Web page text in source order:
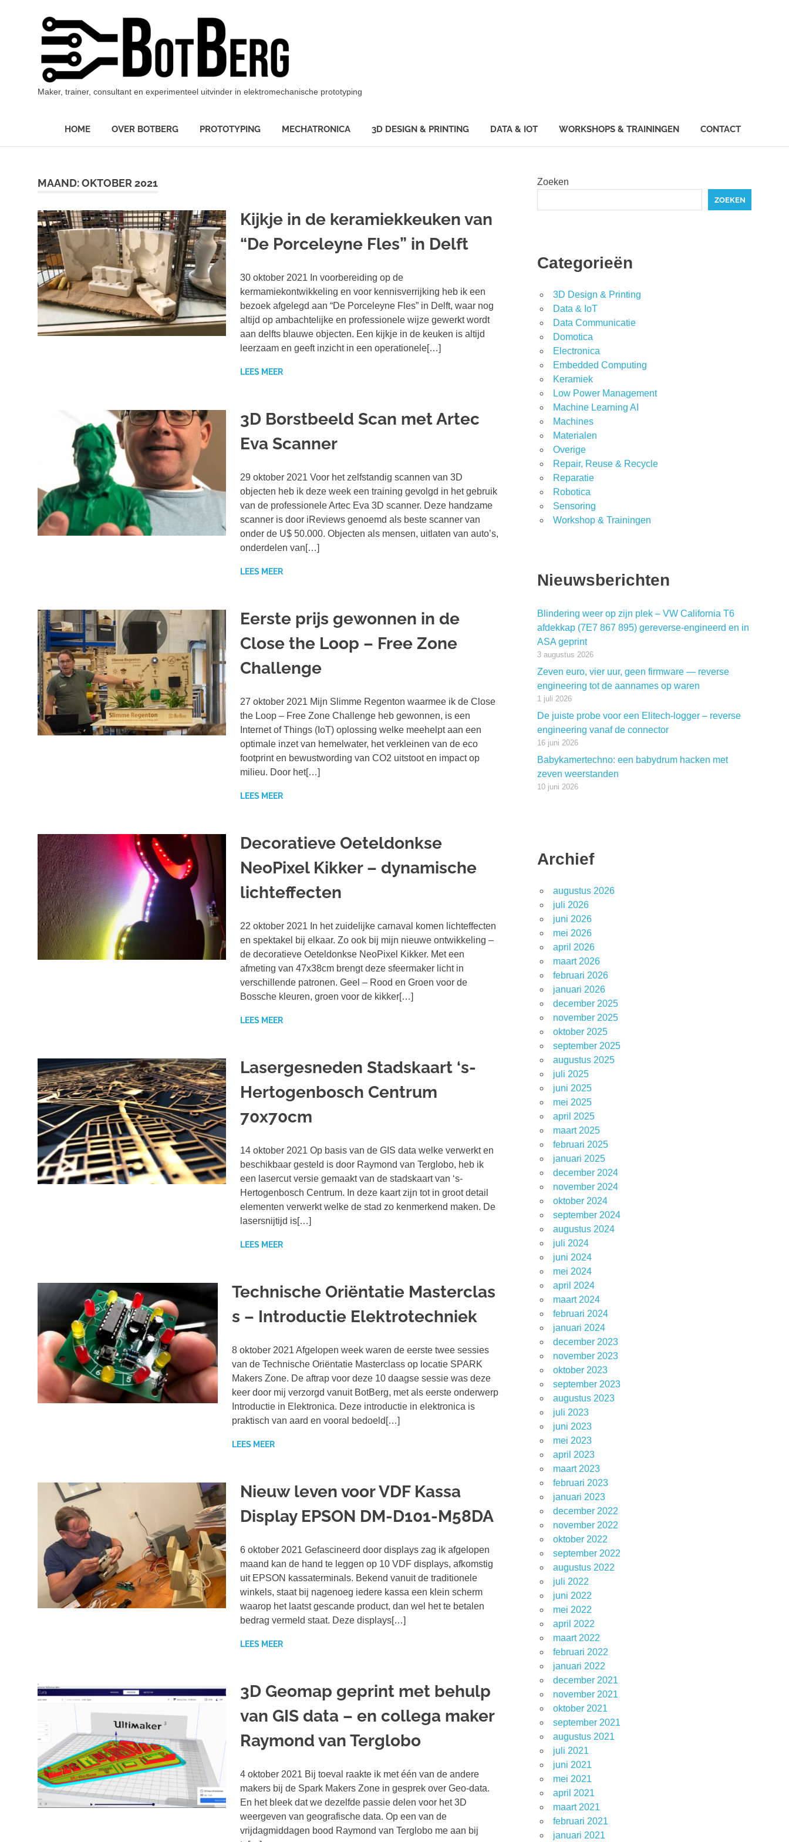
Maker, trainer, consultant en experimenteel uitvinder in elektromechanische prototyping
HOME OVER BOTBERG PROTOTYPING MECHATRONICA 3D DESIGN & PRINTING DATA & IOT WORKSHOPS & TRAININGEN CONTACT
MAAND:OKTOBER 2021
Kijkje in de keramiekkeuken van
“De Porceleyne Fles” in Delft
30 oktober 2021 In voorbereiding op de
kermamiekontwikkeling en voor kennisverrijking heb ik een
bezoek afgelegd aan “De Porceleyne Fles” in Delft, waar nog
altijd op ambachtelijke en professionele wijze gewerkt wordt
aan delfts blauwe objecten. Een kijkje in de keuken is altijd
leerzaam en geeft inzicht in een operationele[…]
LEES MEER
3D Borstbeeld Scan met Artec
Eva Scanner
29 oktober 2021 Voor het zelfstandig scannen van 3D
objecten heb ik deze week een training gevolgd in het gebruik
van de professionele Artec Eva 3D scanner. Deze handzame
scanner is door iReviews genoemd als beste scanner van
onder de U$ 50.000. Objecten als mensen, uitlaten van auto’s,
onderdelen van[…]
LEES MEER
Eerste prijs gewonnen in de
Close the Loop – Free Zone
Challenge
27 oktober 2021 Mijn Slimme Regenton waarmee ik de Close
the Loop – Free Zone Challenge heb gewonnen, is een
Internet of Things (IoT) oplossing welke meehelpt aan een
optimale inzet van hemelwater, het verkleinen van de eco
footprint en bewustwording van CO2 uitstoot en impact op
milieu. Door het[…]
LEES MEER
Decoratieve Oeteldonkse
NeoPixel Kikker – dynamische
lichteffecten
22 oktober 2021 In het zuidelijke carnaval komen lichteffecten
en spektakel bij elkaar. Zo ook bij mijn nieuwe ontwikkeling –
de decoratieve Oeteldonkse NeoPixel Kikker. Met een
afmeting van 47x38cm brengt deze sfeermaker licht in
verschillende patronen. Geel – Rood en Groen voor de
Bossche kleuren, groen voor de kikker[…]
LEES MEER
Lasergesneden Stadskaart ‘s-
Hertogenbosch Centrum
70x70cm
14 oktober 2021 Op basis van de GIS data welke verwerkt en
beschikbaar gesteld is door Raymond van Terglobo, heb ik
een lasercut versie gemaakt van de stadskaart van ‘s-
Hertogenbosch Centrum. In deze kaart zijn tot in groot detail
elementen verwerkt welke de stad zo kenmerkend maken. De
lasersnijtijd is[…]
LEES MEER
Technische Oriëntatie Masterclas
s – Introductie Elektrotechniek
8 oktober 2021 Afgelopen week waren de eerste twee sessies
van de Technische Oriëntatie Masterclass op locatie SPARK
Makers Zone. De aftrap voor deze 10 daagse sessie was deze
keer door mij verzorgd vanuit BotBerg, met als eerste onderwerp
Introductie in Elektronica. Deze introductie in elektronica is
praktisch van aard en vooral bedoeld[…]
LEES MEER
Nieuw leven voor VDF Kassa
Display EPSON DM-D101-M58DA
6 oktober 2021 Gefascineerd door displays zag ik afgelopen
maand kan de hand te leggen op 10 VDF displays, afkomstig
uit EPSON kassaterminals. Bekend vanuit de traditionele
winkels, staat bij nagenoeg iedere kassa een klein scherm
waarop het laatst gescande product, dan wel het te betalen
bedrag vermeld staat. Deze displays[…]
LEES MEER
3D Geomap geprint met behulp
van GIS data – en collega maker
Raymond van Terglobo
4 oktober 2021 Bij toeval raakte ik met één van de andere
makers bij de Spark Makers Zone in gesprek over Geo-data.
En het bleek dat we dezelfde passie delen voor het 3D
weergeven van geografische data. Op een van de
vrijdagmiddagen bood Raymond van Terglobo me aan bij
Zoeken
ZOEKEN
Categorieën
3D Design & Printing
Data & IoT
Data Communicatie
Domotica
Electronica
Embedded Computing
Keramiek
Low Power Management
Machine Learning AI
Machines
Materialen
Overige
Repair, Reuse & Recycle
Reparatie
Robotica
Sensoring
Workshop & Trainingen
Nieuwsberichten
Blindering weer op zijn plek – VW California T6
afdekkap (7E7 867 895) gereverse-engineerd en in
ASA geprint
3 augustus 2026
Zeven euro, vier uur, geen firmware — reverse
engineering tot de aannames op waren
1 juli 2026
De juiste probe voor een Elitech-logger – reverse
engineering vanaf de connector
16 juni 2026
Babykamertechno: een babydrum hacken met
zeven weerstanden
10 juni 2026
Archief
augustus 2026
juli 2026
juni 2026
mei 2026
april 2026
maart 2026
februari 2026
januari 2026
december 2025
november 2025
oktober 2025
september 2025
augustus 2025
juli 2025
juni 2025
mei 2025
april 2025
maart 2025
februari 2025
januari 2025
december 2024
november 2024
oktober 2024
september 2024
augustus 2024
juli 2024
juni 2024
mei 2024
april 2024
maart 2024
februari 2024
januari 2024
december 2023
november 2023
oktober 2023
september 2023
augustus 2023
juli 2023
juni 2023
mei 2023
april 2023
maart 2023
februari 2023
januari 2023
december 2022
november 2022
oktober 2022
september 2022
augustus 2022
juli 2022
juni 2022
mei 2022
april 2022
maart 2022
februari 2022
januari 2022
december 2021
november 2021
oktober 2021
september 2021
augustus 2021
juli 2021
juni 2021
mei 2021
april 2021
maart 2021
februari 2021
januari 2021